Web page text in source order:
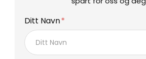
Ditt Navn